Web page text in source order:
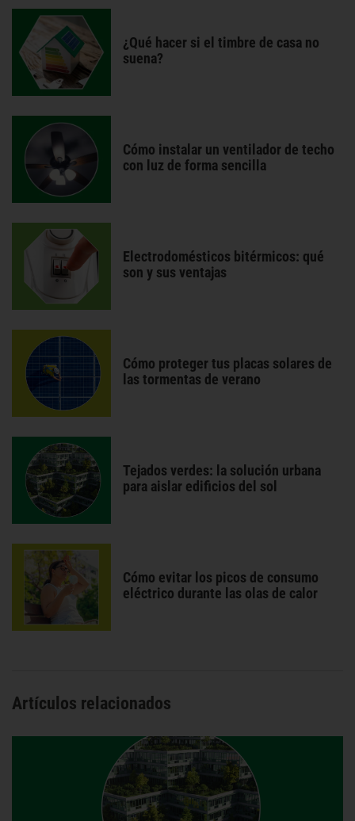
¿Qué hacer si el timbre de casa no
suena?
Cómo instalar un ventilador de techo
con luz de forma sencilla
Electrodomésticos bitérmicos: qué
son y sus ventajas
Cómo proteger tus placas solares de
las tormentas de verano
Tejados verdes: la solución urbana
para aislar edificios del sol
Cómo evitar los picos de consumo
eléctrico durante las olas de calor
Artículos relacionados